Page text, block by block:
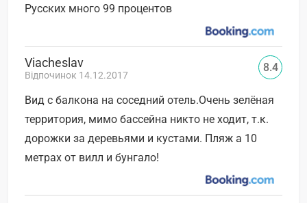
Русских много 99 процентов
Viacheslav
Відпочинок 14.12.2017
Вид с балкона на соседний отель.Очень зелёная
территория, мимо бассейна никто не ходит, т.к.
дорожки за деревьями и кустами. Пляж а 10
метрах от вилл и бунгало!
8.4